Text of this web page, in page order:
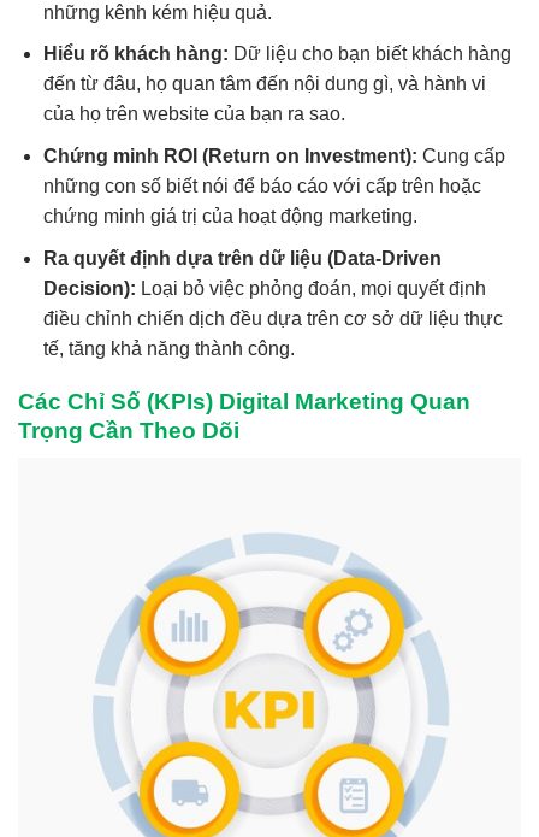
những kênh kém hiệu quả.
Hiểu rõ khách hàng: Dữ liệu cho bạn biết khách hàng
đến từ đâu, họ quan tâm đến nội dung gì, và hành vi
của họ trên website của bạn ra sao.
Chứng minh ROI (Return on Investment): Cung cấp
những con số biết nói để báo cáo với cấp trên hoặc
chứng minh giá trị của hoạt động marketing.
Ra quyết định dựa trên dữ liệu (Data-Driven
Decision): Loại bỏ việc phỏng đoán, mọi quyết định
điều chỉnh chiến dịch đều dựa trên cơ sở dữ liệu thực
tế, tăng khả năng thành công.
Các Chỉ Số (KPIs) Digital Marketing Quan
Trọng Cần Theo Dõi